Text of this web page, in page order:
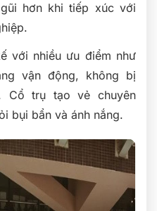
hơn khi tiếp xúc với
với nhiều ưu điểm như
vận động, không bị
Cổ trụ tạo vẻ chuyên
bụi bẩn và ánh nắng.